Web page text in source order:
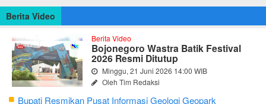
Berita Video
Berita Video
Bojonegoro Wastra Batik Festival
2026 Resmi Ditutup
Minggu, 21 Juni 2026 14:00 WIB
Oleh Tim Redaksi
Bupati Resmikan Pusat Informasi Geologi Geopark